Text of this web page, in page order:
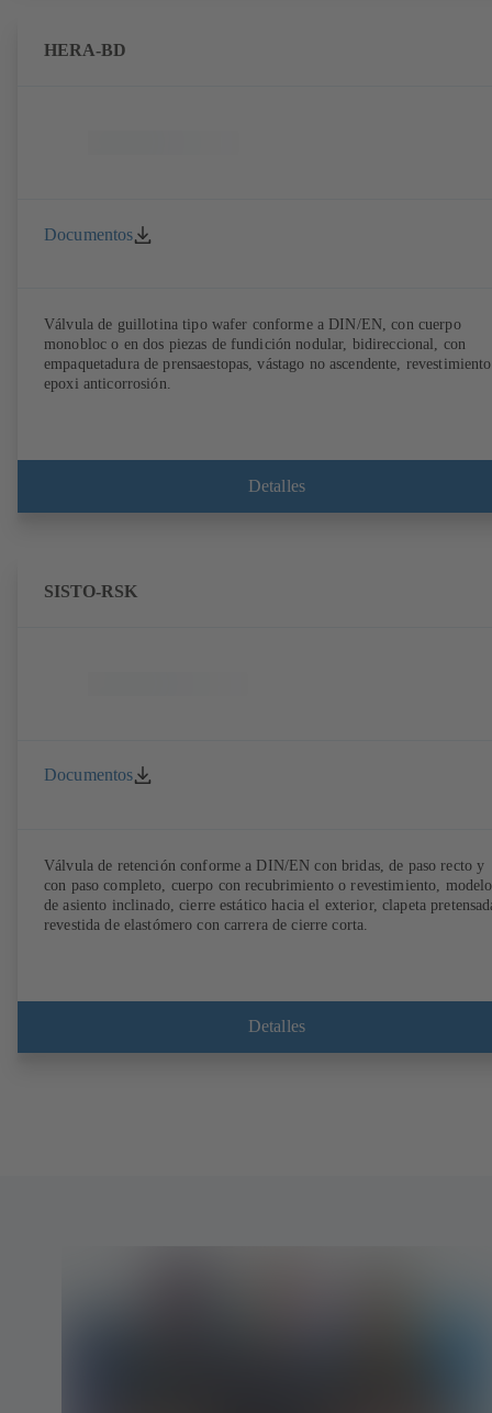
HERA-BD
Documentos
Válvula de guillotina tipo wafer conforme a DIN/EN, con cuerpo
monobloc o en dos piezas de fundición nodular, bidireccional, con
empaquetadura de prensaestopas, vástago no ascendente, revestimiento
epoxi anticorrosión.
Detalles
SISTO-RSK
Documentos
Válvula de retención conforme a DIN/EN con bridas, de paso recto y
con paso completo, cuerpo con recubrimiento o revestimiento, modelo
de asiento inclinado, cierre estático hacia el exterior, clapeta
revestida de elastómero con carrera de cierre corta.
Detalles